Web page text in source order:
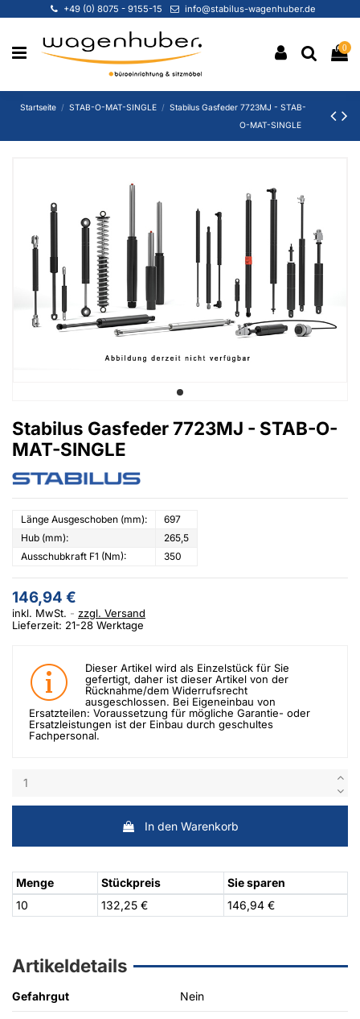
+49 (0) 8075 - 9155-15 info@stabilus-wagenhuber.de
0
Startseite STAB-O-MAT-SINGLE
Stabilus Gasfeder 7723MJ - STAB-
O-MAT-SINGLE
Stabilus Gasfeder 7723MJ - STAB-O-
MAT-SINGLE
Länge Ausgeschoben (mm):
697
Hub (mm):
265,5
Ausschubkraft F1 (Nm):
350
146,94 €
inkl. MwSt.
zzgl. Versand
Lieferzeit: 21-28 Werktage
Dieser Artikel wird als Einzelstück für Sie
gefertigt, daher ist dieser Artikel von der
Rücknahme/dem Widerrufsrecht
ausgeschlossen. Bei Eigeneinbau von
Ersatzteilen: Voraussetzung für mögliche Garantie- oder
Ersatzleistungen ist der Einbau durch geschultes
Fachpersonal.
In den Warenkorb
Menge Stückpreis
Sie sparen
10
132,25 € 146,94 €
Artikeldetails
Gefahrgut Nein